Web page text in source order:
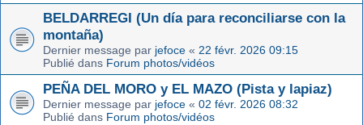
BELDARREGI (Un día para reconciliarse con la
montaña)
Dernier message par jefoce « 22 févr. 2026 09:15
Publié dans Forum photos/vidéos
PEÑA DEL MORO y EL MAZO (Pista y lapiaz)
Dernier message par jefoce « 02 févr. 2026 08:32
Publié dans Forum photos/vidéos